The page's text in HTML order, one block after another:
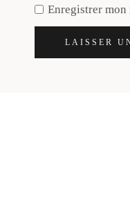
Enregistrer mon
LAISSER